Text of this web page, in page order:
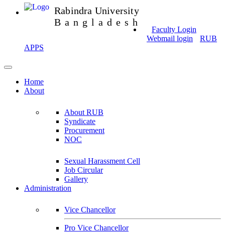
Rabindra University
Bangladesh
Faculty Login
Webmail login
RUB
APPS
Home
About
About RUB
Syndicate
Procurement
NOC
Sexual Harassment Cell
Job Circular
Gallery
Administration
Vice Chancellor
Pro Vice Chancellor